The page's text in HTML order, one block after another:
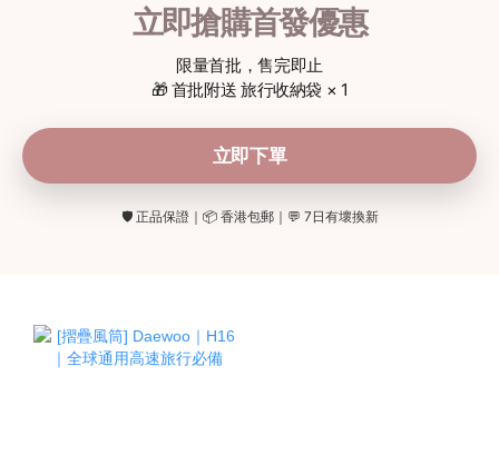
立即搶購首發優惠
限量首批，售完即止
🎁 首批附送 旅行收納袋 × 1
立即下單
🛡️ 正品保證｜📦 香港包郵｜💬 7日有壞換新